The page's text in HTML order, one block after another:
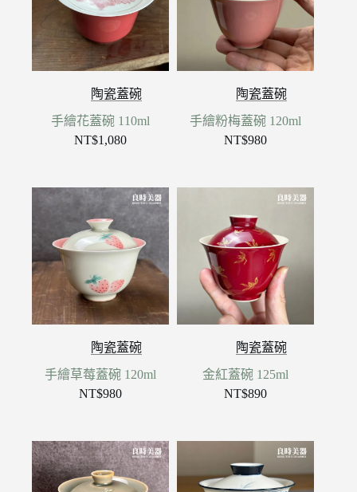
陶瓷蓋碗
手繪花蓋碗 110ml
NT$1,080
陶瓷蓋碗
手繪粉梅蓋碗 120ml
NT$980
陶瓷蓋碗
手繪草莓蓋碗 120ml
NT$980
陶瓷蓋碗
金紅蓋碗 125ml
NT$890